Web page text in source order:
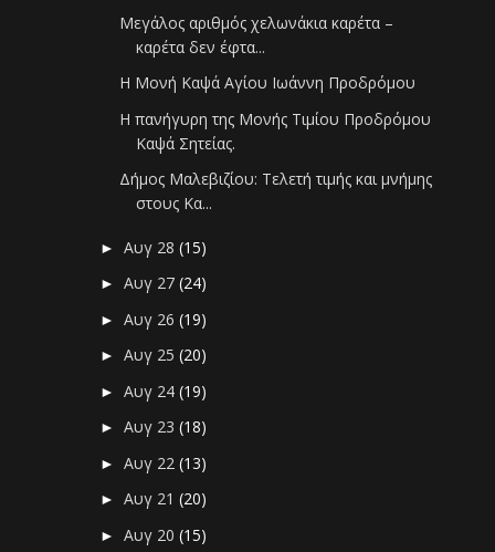
Μεγάλος αριθμός χελωνάκια καρέτα –
καρέτα δεν έφτα...
Η Μονή Καψά Αγίου Ιωάννη Προδρόμου
Η πανήγυρη της Μονής Τιμίου Προδρόμου
Καψά Σητείας.
Δήμος Μαλεβιζίου: Τελετή τιμής και μνήμης
στους Κα...
►Αυγ 28(15)
►Αυγ 27(24)
►Αυγ 26(19)
►Αυγ 25(20)
►Αυγ 24(19)
►Αυγ 23(18)
►Αυγ 22(13)
►Αυγ 21(20)
►Αυγ 20(15)